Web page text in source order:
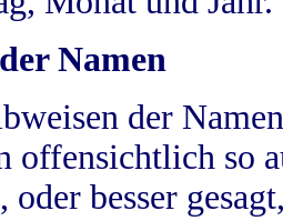
Namen
der
offensichtlich so
oder besser